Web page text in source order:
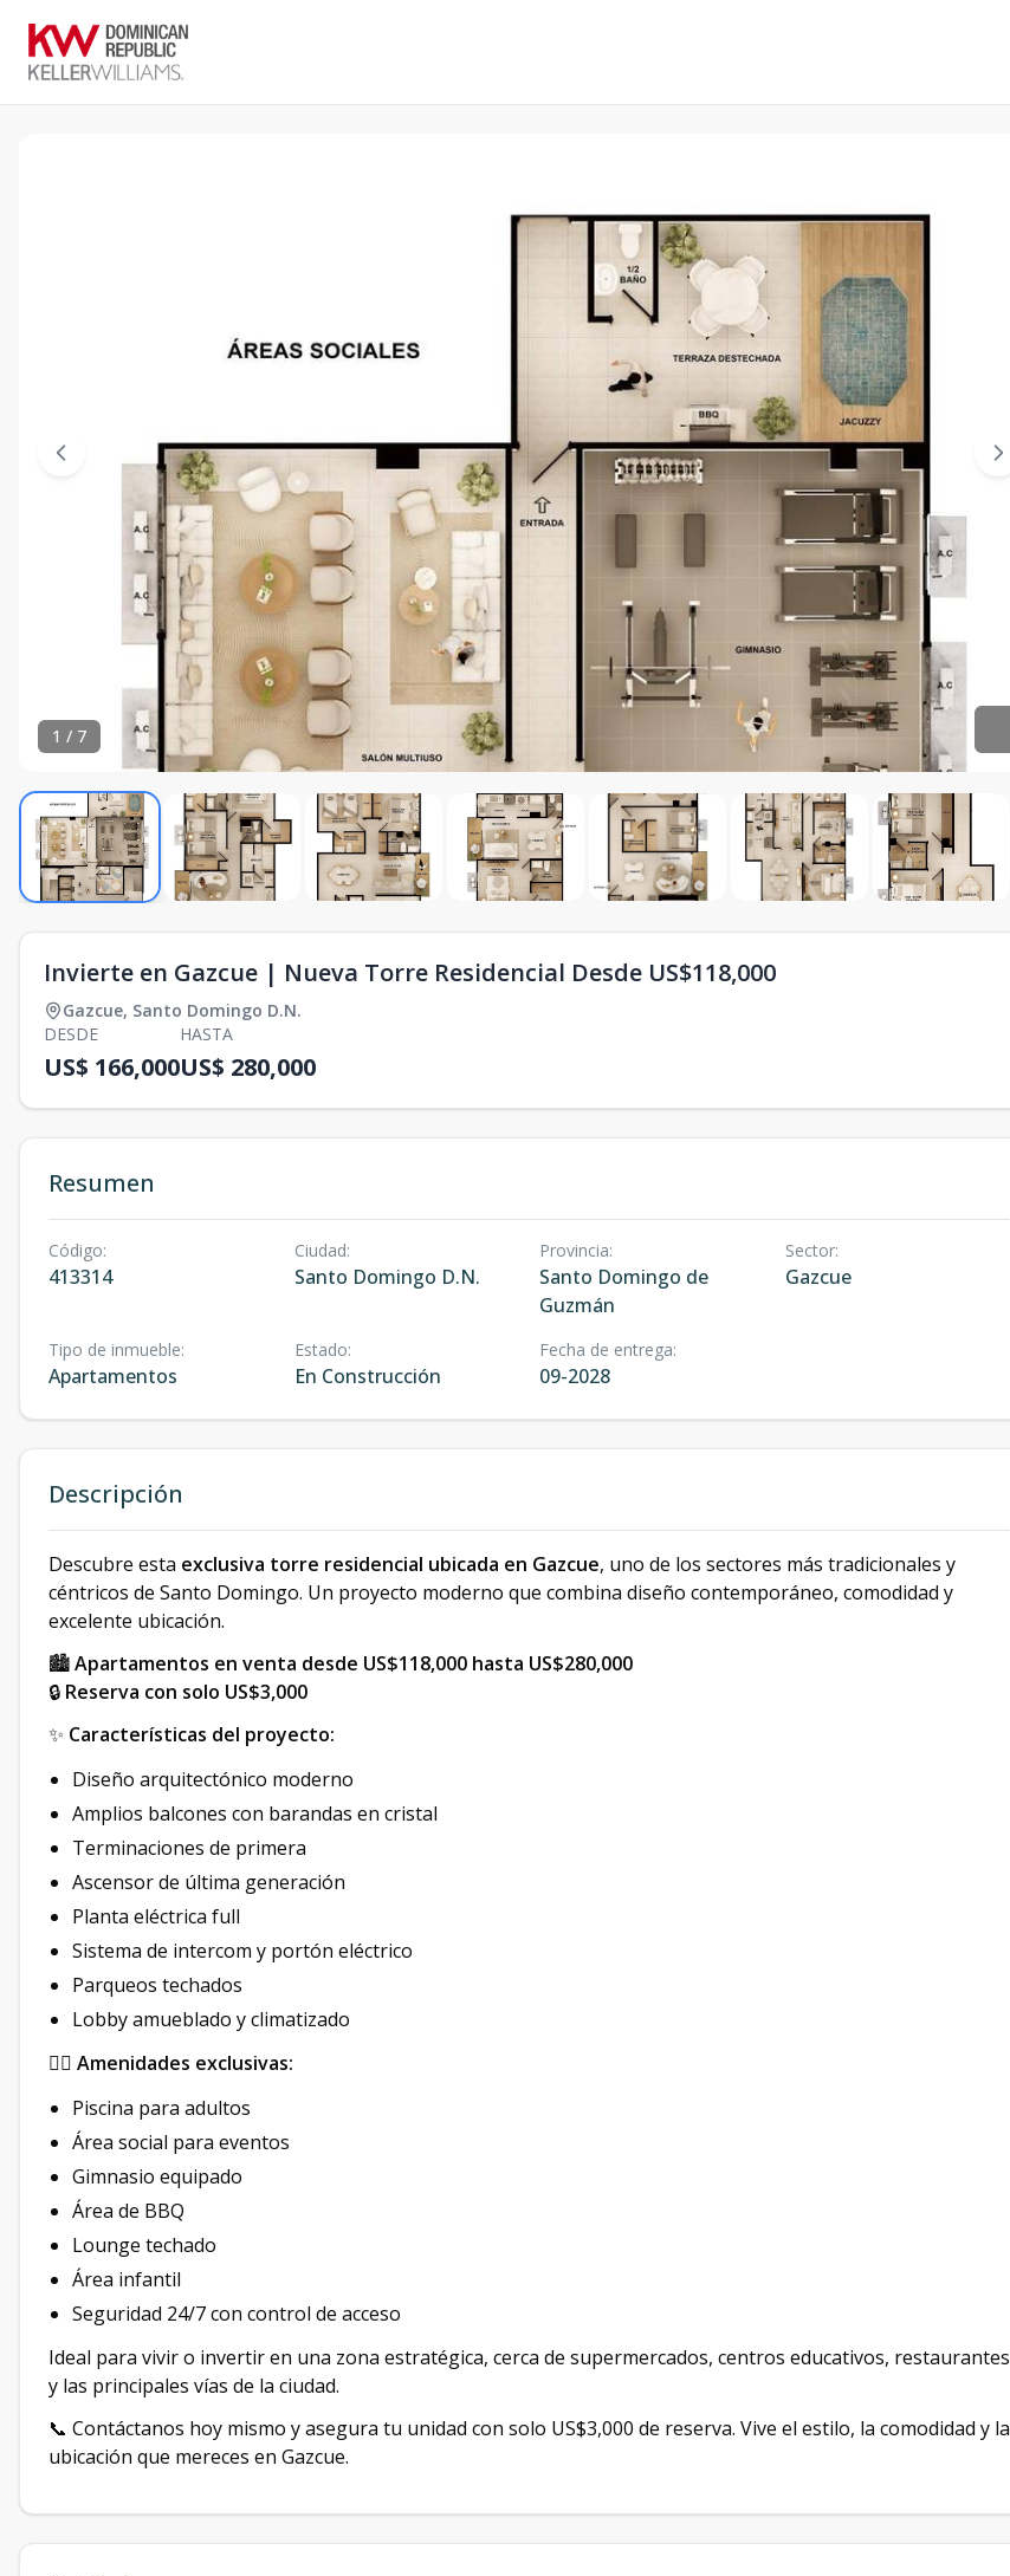
1 / 7
Invierte en Gazcue | Nueva Torre Residencial Desde US$118,000
Gazcue, Santo Domingo D.N.
DESDE
US$ 166,000
HASTA
US$ 280,000
Resumen
Código:
413314
Ciudad:
Santo Domingo D.N.
Provincia:
Santo Domingo de
Guzmán
Sector:
Gazcue
Tipo de inmueble:
Apartamentos
Estado:
En Construcción
Fecha de entrega:
09-2028
Descripción
Descubre esta exclusiva torre residencial ubicada en Gazcue, uno de los sectores más tradicionales y
céntricos de Santo Domingo. Un proyecto moderno que combina diseño contemporáneo, comodidad y
excelente ubicación.
🏙Apartamentos en venta desde US$118,000 hasta US$280,000
🔒 Reserva con solo US$3,000
✨ Características del proyecto:
Diseño arquitectónico moderno
Amplios balcones con barandas en cristal
Terminaciones de primera
Ascensor de última generación
Planta eléctrica full
Sistema de intercom y portón eléctrico
Parqueos techados
Lobby amueblado y climatizado
🏊‍♂️ Amenidades exclusivas:
Piscina para adultos
Área social para eventos
Gimnasio equipado
Área de BBQ
Lounge techado
Área infantil
Seguridad 24/7 con control de acceso
Ideal para vivir o invertir en una zona estratégica, cerca de supermercados, centros educativos, restaurantes
y las principales vías de la ciudad.
📞 Contáctanos hoy mismo y asegura tu unidad con solo US$3,000 de reserva. Vive el estilo, la comodidad y la
ubicación que mereces en Gazcue.